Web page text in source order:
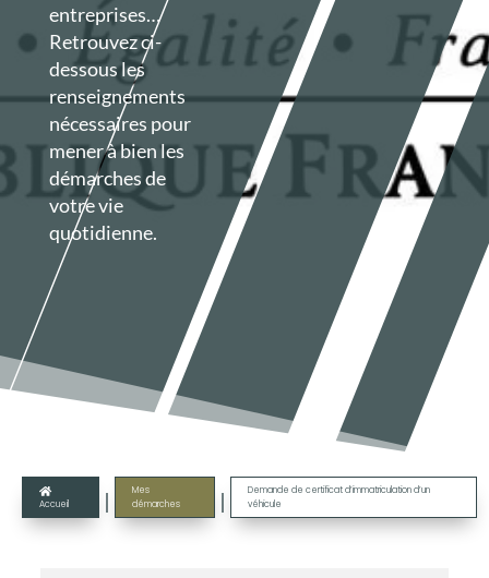
entreprises…
Retrouvez ci-
dessous les
renseignements
nécessaires pour
mener à bien les
démarches de
votre vie
quotidienne.

Accueil |
Mes
démarches
|
Demande de certificat d’immatriculation d’un
véhicule